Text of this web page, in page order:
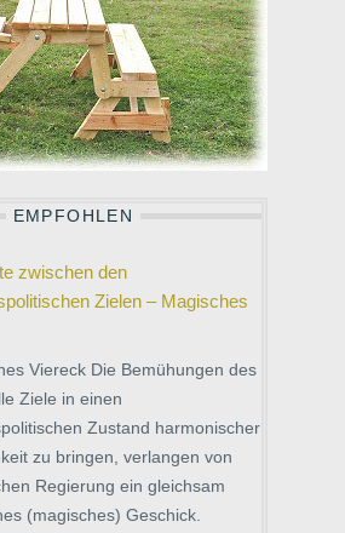
EMPFOHLEN
zwischen den
Zielen – Magisches
Viereck Die Bemühungen des
Ziele in einen
Zustand harmonischer
zu bringen, verlangen von
Regierung ein gleichsam
(magisches) Geschick.